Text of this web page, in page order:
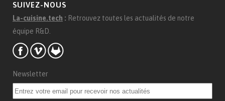
SUIVEZ-NOUS
La-cuisine.tech : Retrouvez toutes les actualités de notre
équipe R&D.
Newsletter